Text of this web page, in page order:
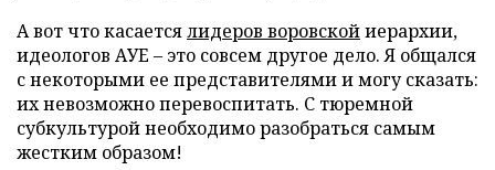
А вот что касаетсялидеров воровскойиерархии,
идеологов АУЕ – это совсем другое дело. Я общался
с некоторыми ее представителями и могу сказать:
их невозможно перевоспитать. С тюремной
субкультурой необходимо разобраться самым
жестким образом!